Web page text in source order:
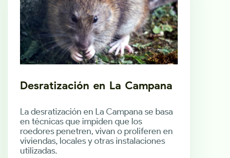
Desratización en La Campana
La desratización en La Campana se basa
en técnicas que impiden que los
roedores penetren, vivan o proliferen en
viviendas, locales y otras instalaciones
utilizadas.